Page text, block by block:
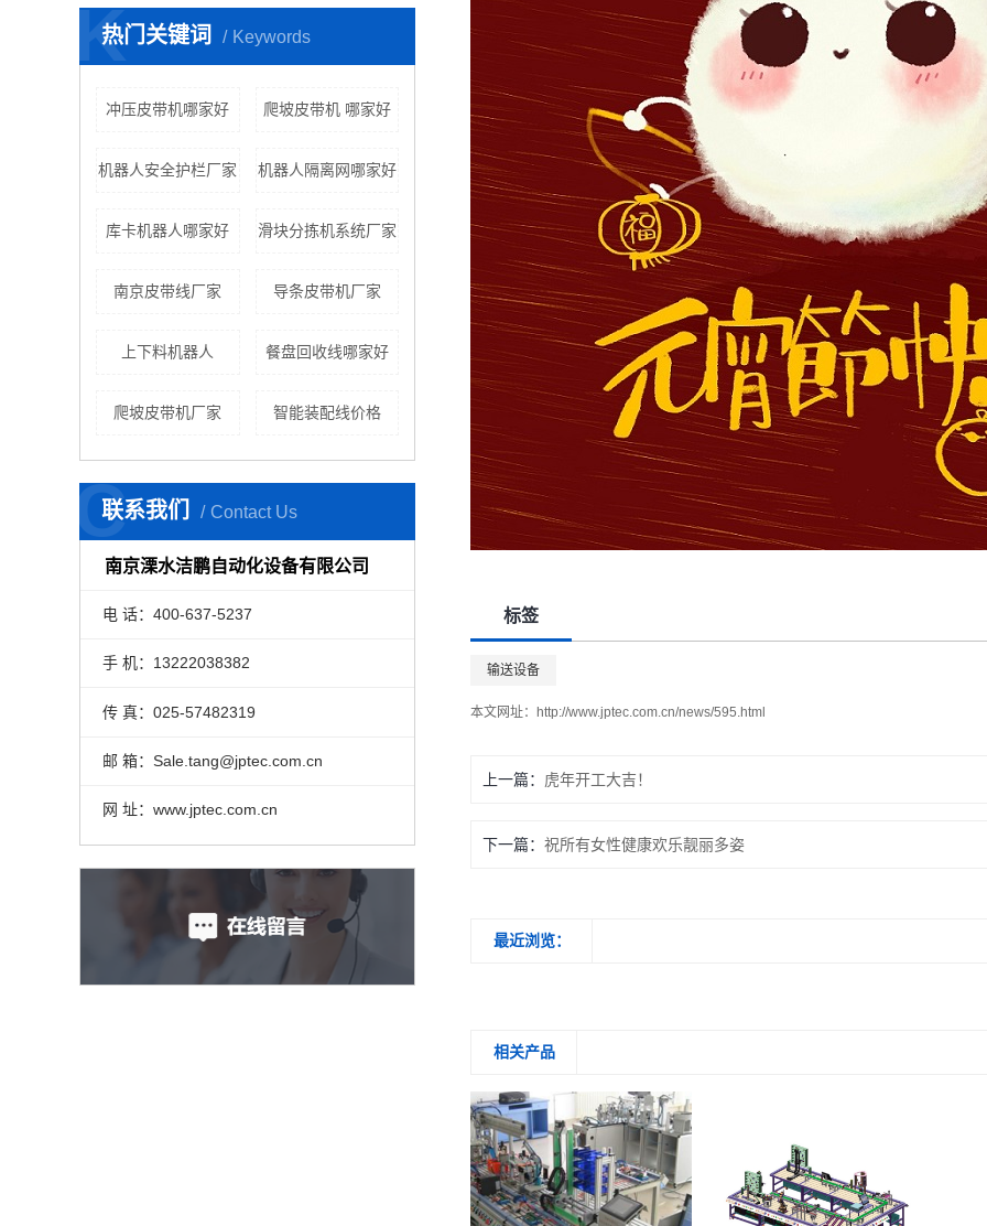
热门关键词 Keywords
K
冲压皮带机哪家好 爬坡皮带机 哪家好
机器人安全护栏厂家 机器人隔离网哪家好
库卡机器人哪家好 滑块分拣机系统厂家
南京皮带线厂家 导条皮带机厂家
上下料机器人 餐盘回收线哪家好
爬坡皮带机厂家 智能装配线价格
联系我们 Contact Us
C
南京溧水洁鹏自动化设备有限公司
电 话：400-637-5237
手 机：13222038382
传 真：025-57482319
邮 箱：Sale.tang@jptec.com.cn
网 址：www.jptec.com.cn
标签
输送设备
本文网址： http://www.jptec.com.cn/news/595.html
上一篇： 虎年开工大吉！
下一篇： 祝所有女性健康欢乐靓丽多姿
最近浏览：
相关产品